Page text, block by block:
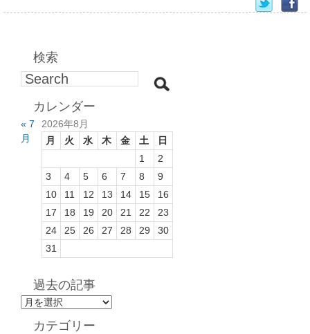
検索
カレンダー
2026年8月
月
火 水 木 金 土
日
1
2
3
4 5 6 7 8
9
10
11 12 13 14 15
16
17
18 19 20 21 22
23
24
25 26 27 28 29
30
31
« 7
月
過去の記事
過
カテゴリー